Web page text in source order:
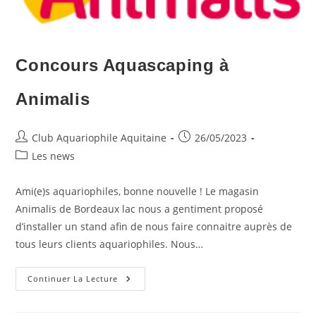
Concours Aquascaping à
Animalis
Auteur/autrice
de
Club Aquariophile Aquitaine
Publication
26/05/2023
PostLes news
Ami(e)s aquariophiles, bonne nouvelle ! Le magasin
Animalis de Bordeaux lac nous a gentiment proposé
d’installer un stand afin de nous faire connaitre auprès de
tous leurs clients aquariophiles. Nous…
Continuer La Lecture Concours
Aquascaping